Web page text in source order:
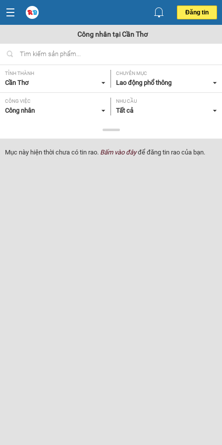
Đăng tin
Công nhân tại Cần Thơ
TỈNH THÀNH
Cần Thơ
CHUYÊN MỤC
Lao động phổ thông
CÔNG VIỆC
Công nhân
NHU CẦU
Tất cả
Tất cả
Mục này hiện thời chưa có tin rao. Bấm vào đâyđể đăng tin rao của bạn.